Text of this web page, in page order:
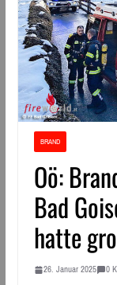
BRAND
Oö:
Bad
hatte
26. Januar 2025 0